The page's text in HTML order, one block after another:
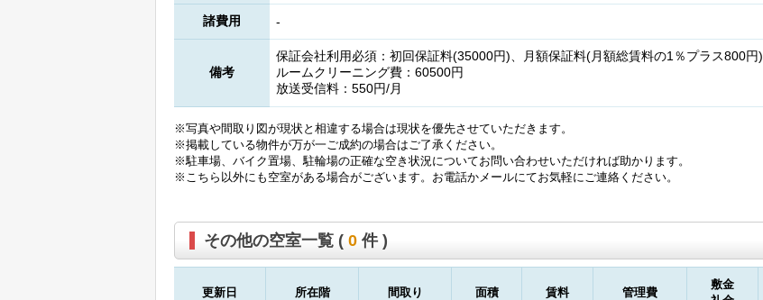
諸費用 -
備考
保証会社利用必須：初回保証料(35000円)、月額保証料(月額総賃料の1％プラス800円)
ルームクリーニング費：60500円
放送受信料：550円/月
※写真や間取り図が現状と相違する場合は現状を優先させていただきます。
※掲載している物件が万が一ご成約の場合はご了承ください。
※駐車場、バイク置場、駐輪場の正確な空き状況についてお問い合わせいただければ助かります。
※こちら以外にも空室がある場合がございます。お電話かメールにてお気軽にご連絡ください。
その他の空室一覧 ( 0 件 )
更新日 所在階 間取り 面積 賃料 管理費
敷金